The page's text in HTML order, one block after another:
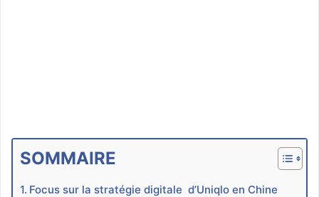
SOMMAIRE
Focus sur la stratégie digitale d’Uniqlo en Chine